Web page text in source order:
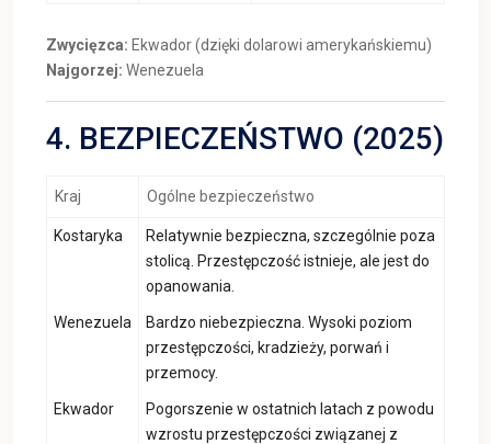
Zwycięzca: Ekwador (dzięki dolarowi amerykańskiemu)
Najgorzej: Wenezuela
4. BEZPIECZEŃSTWO (2025)
Kraj Ogólne bezpieczeństwo
Kostaryka
Relatywnie bezpieczna, szczególnie poza
stolicą. Przestępczość istnieje, ale jest do
opanowania.
Wenezuela
Bardzo niebezpieczna. Wysoki poziom
przestępczości, kradzieży, porwań i
przemocy.
Ekwador
Pogorszenie w ostatnich latach z powodu
wzrostu przestępczości związanej z